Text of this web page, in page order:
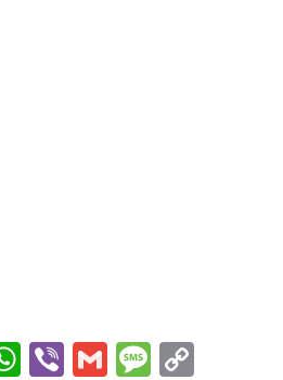
WhatsApp
ViberGmail